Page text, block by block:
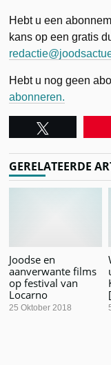
Hebt u een
kans op een gratis
Hebt u nog geen
abonneren.
GERELATEERDE
Joodse en
aanverwante films
op festival van
Locarno
25 Oktober 2018